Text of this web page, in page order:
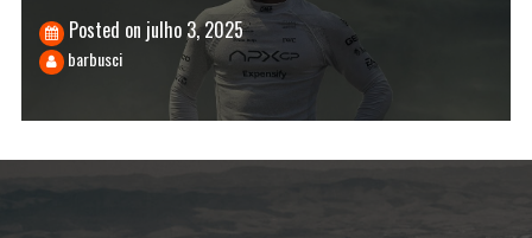
Posted on julho 3, 2025
barbusci